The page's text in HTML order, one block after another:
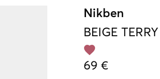
Nikben
BEIGE
69 €